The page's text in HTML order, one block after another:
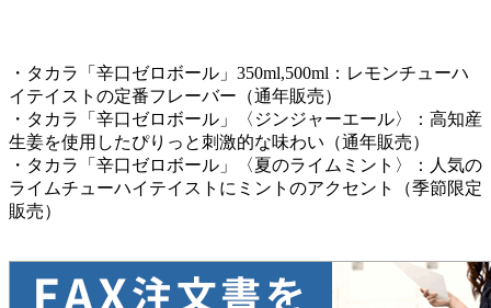
・タカラ「辛口ゼロボール」350ml,500ml：レモンチューハ
イテイストの定番フレーバー（通年販売）
・タカラ「辛口ゼロボール」〈ジンジャーエール〉：高知産
生姜を使用したぴりっと刺激的な味わい（通年販売）
・タカラ「辛口ゼロボール」〈夏のライムミント〉：人気の
ライムチューハイテイストにミントのアクセント（季節限定
販売）